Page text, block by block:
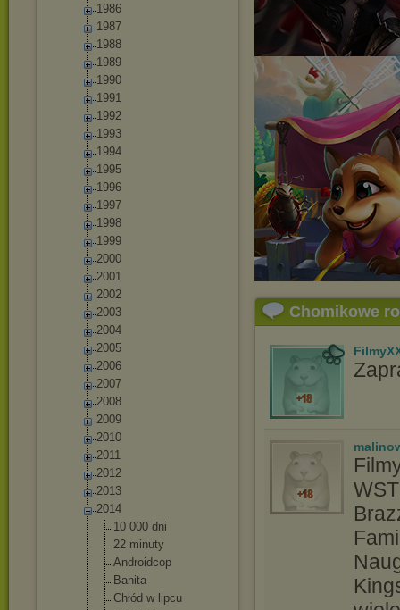
1986
1987
1988
1989
1990
1991
1992
1993
1994
1995
1996
1997
1998
1999
2000
2001
2002
2003
2004
2005
2006
2007
2008
2009
2010
2011
2012
2013
2014
10 000 dni
22 minuty
Androidcop
Banita
Chłód w lipcu
Chomikowe